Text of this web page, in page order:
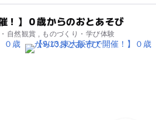
！】０歳からのおとあそび
自然観賞 , ものづくり・学び体験